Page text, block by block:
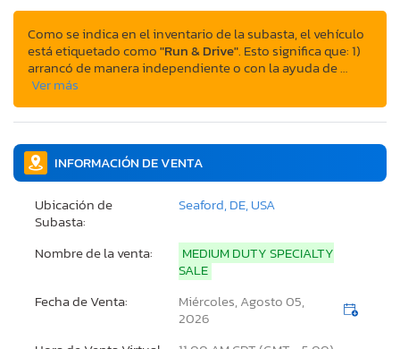
Como se indica en el inventario de la subasta, el vehículo
está etiquetado como"Run & Drive". Esto significa que: 1)
arrancó de manera independiente o con la ayuda de …
Ver más
INFORMACIÓN DE VENTA
Ubicación de
Subasta:
Seaford, DE, USA
Nombre de la venta:
MEDIUM DUTY SPECIALTY
SALE
Fecha de Venta:
Miércoles, Agosto 05,
2026